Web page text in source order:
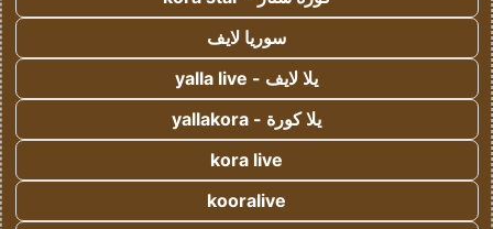
سوريا لايف
يلا لايف - yalla live
يلا كورة - yallakora
kora live
kooralive